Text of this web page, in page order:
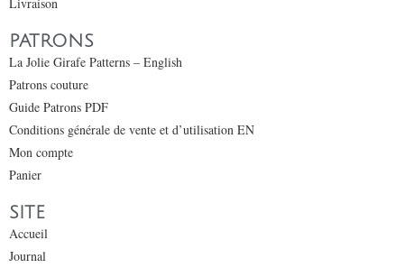
PATRONS
La Jolie Girafe Patterns – English
Patrons couture
Guide Patrons PDF
Conditions générale de vente et d’utilisation EN
Mon compte
Panier
SITE
Accueil
Journal